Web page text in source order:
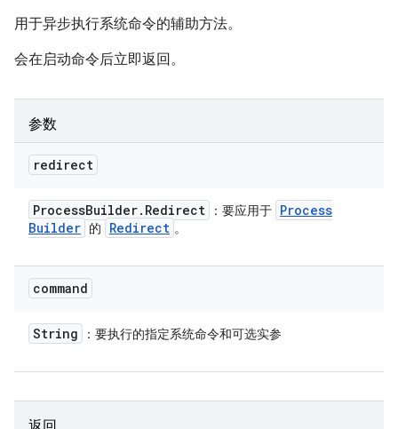
用于异步执行系统命令的辅助方法。
会在启动命令后立即返回。
参数
redirect
ProcessBuilder. Redirect ：要应用于 Process
Builder 的 Redirect 。
command
String ：要执行的指定系统命令和可选实参